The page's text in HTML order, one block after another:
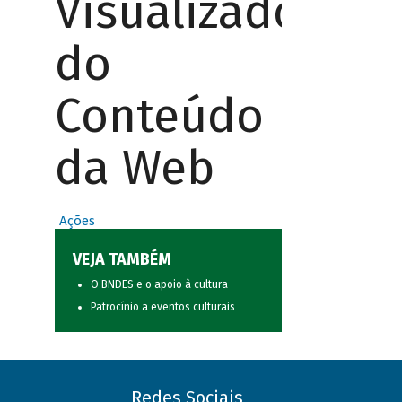
Visualizador
do
Conteúdo
da Web
Ações
VEJA TAMBÉM
O BNDES e o apoio à cultura
Patrocínio a eventos culturais
Redes Sociais